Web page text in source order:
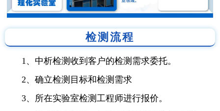
检测流程
1、中析检测收到客户的检测需求委托。
2、确立检测目标和检测需求
3、所在实验室检测工程师进行报价。